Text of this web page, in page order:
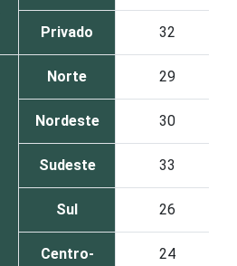
Privado 32
Norte 29
Nordeste 30
Sudeste 33
Sul 26
Centro-
24